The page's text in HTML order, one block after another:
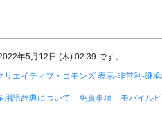
年5月12日 (木) 02:39 です。
リエイティブ・コモンズ 表示-非営利-継承
用語辞典について 免責事項 モバイル